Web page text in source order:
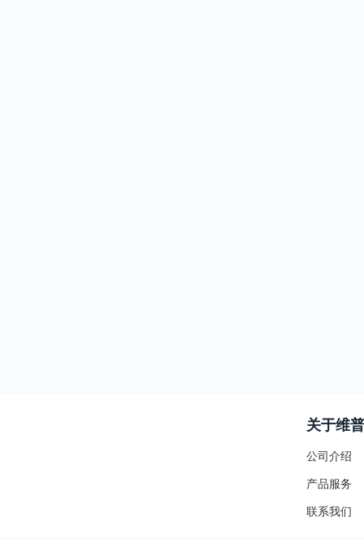
关于维普
公司介绍
产品服务
联系我们